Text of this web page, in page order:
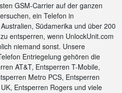
GSM-Carrier auf der ganzen
ein Telefon in
Südamerika und über 200
entsperren, wenn UnlockUnit.com
niemand sonst. Unsere
Entriegelung gehören die
AT&T, Entsperren T-Mobile,
Metro PCS, Entsperren
Entsperren Rogers und viele